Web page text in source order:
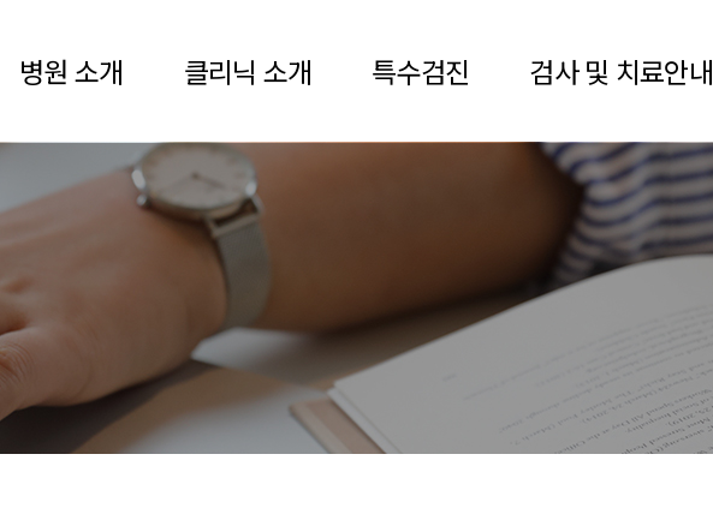
병원 소개 클리닉 소개 특수검진 검사 및 치료안내